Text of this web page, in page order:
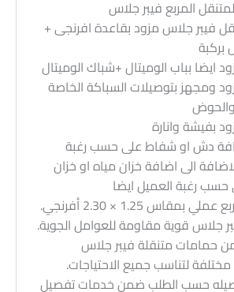
المربع فيبر جلاس
فيبر جلاس مزود بقاعدة افرنجى +
ايضا بباب الوميتال +شباك الوميتال
ومجهز بتوصيلات السباكة الخاصة
بفيشة وانارة
دش او شفاط على حسب رغبة
الى اضافة خزان مياه او خزان
رغبة العميل ايضا
بمقاس 1.25 × 2.30 أفرنجي.
جلاس قوية مقاومة للعوامل الجوية.
حمامات متنقلة فيبر جلاس
لتناسب جميع الاحتياجات.
حسب الطلب ضمن خدمات تفصيل